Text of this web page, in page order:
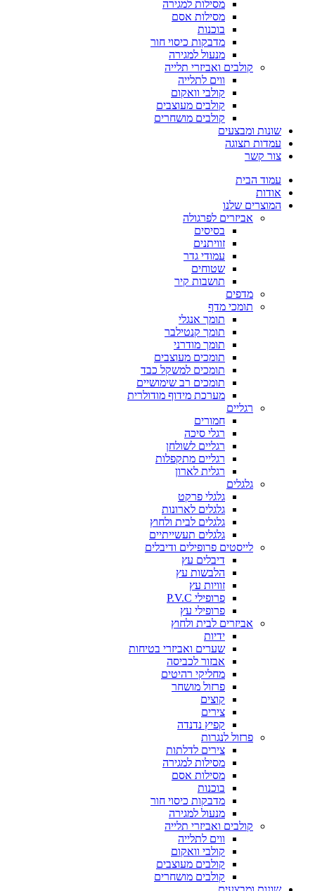
מסילות למגירה
מסילות אסם
בוכנות
מדבקות כיסוי חור
מנעול למגירה
קולבים ואביזרי תלייה
ווים לתלייה
קולבי וואקום
קולבים מעוצבים
קולבים מושחרים
שונות ומבצעים
עמדות תצוגה
צור קשר
עמוד הבית
אודות
המוצרים שלנו
אביזרים לפרגולה
בסיסים
זוויתנים
עמודי גדר
שטוחים
תושבות קיר
מדפים
תומכי מדף
תומך אנגלי
תומך קנטילבר
תומך מודרני
תומכים מעוצבים
תומכים למשקל כבד
תומכים רב שימושיים
מערכת מידוף מודולרית
רגליים
חמורים
רגלי סיכה
רגליים לשולחן
רגליים מתקפלות
רגלית לארון
גלגלים
גלגלי פרקט
גלגלים לארונות
גלגלים לבית ולחוץ
גלגלים תעשייתיים
לייסטים פרופילים ודיבלים
דיבלים עץ
הלבשות עץ
זוויות עץ
פרופילי P.V.C
פרופילי עץ
אביזרים לבית ולחוץ
ידיות
שערים ואביזרי בטיחות
אבזור לכביסה
מחליקי רהיטים
פרזול מושחר
קוצים
צירים
קפיץ נדנדה
פרזול לנגרות
צירים לדלתות
מסילות למגירה
מסילות אסם
בוכנות
מדבקות כיסוי חור
מנעול למגירה
קולבים ואביזרי תלייה
ווים לתלייה
קולבי וואקום
קולבים מעוצבים
קולבים מושחרים